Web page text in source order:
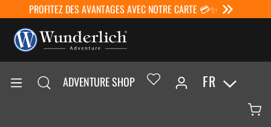
PROFITEZ DES AVANTAGES AVEC NOTRE CARTE 💳✨
ADVENTURE SHOP FR